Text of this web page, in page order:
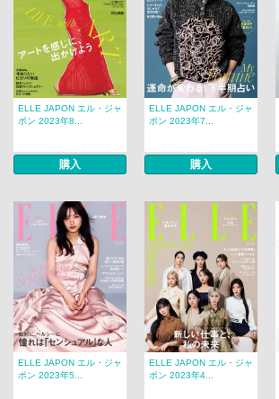
ELLE JAPON エル・ジャ
ポン 2023年8...
購入
ELLE JAPON エル・ジャ
ポン 2023年7...
購入
ELLE JAPON エル・ジャ
ポン 2023年5...
ELLE JAPON エル・ジャ
ポン 2023年4...